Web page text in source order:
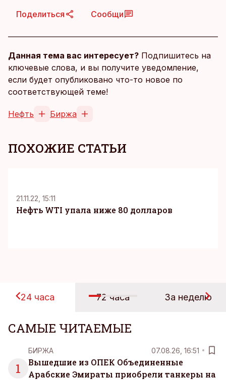
Поделиться Сообщи
Данная тема вас интересует? Подпишитесь на
ключевые слова, и вы получите уведомление,
если будет опубликовано что-то новое по
соответствующей теме!
Нефть Биржа
ПОХОЖИЕ СТАТЬИ
21.11.22, 15:11
Нефть WTI упала ниже 80 долларов
24 часа 72 часа За неделю
САМЫЕ ЧИТАЕМЫЕ
1
БИРЖА 07.08.26, 16:51
Вышедшие из ОПЕК Объединенные
Арабские Эмираты приобрели танкеры на